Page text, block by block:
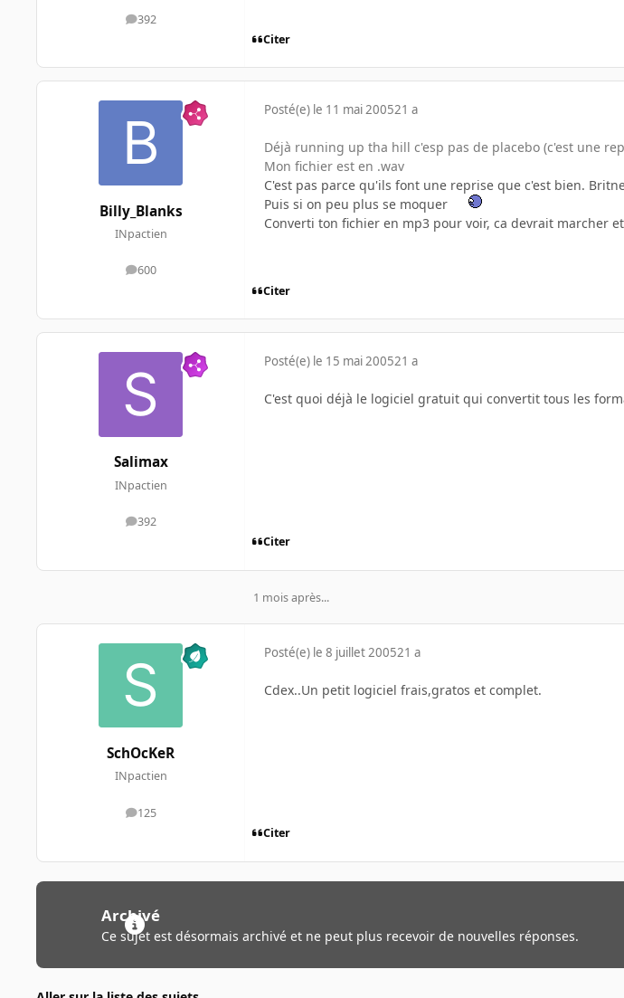
392
messages
Citer
Billy_Blanks
INpactien
600
messages
Posté(e) le 11 mai 200521 a
Déjà running up tha hill c'esp pas de placebo (c'est une
Mon fichier est en .wav
C'est pas parce qu'ils font une reprise que c'est bien.
Puis si on peu plus se moquer
Converti ton fichier en mp3 pour voir, ca devrait marcher
Citer
Salimax
INpactien
392
messages
Posté(e) le 15 mai 200521 a
C'est quoi déjà le logiciel gratuit qui convertit tous les
Citer
1 mois après...
SchOcKeR
INpactien
125
messages
Posté(e) le 8 juillet 200521 a
Cdex..Un petit logiciel frais,gratos et complet.
Citer
Archivé
Ce sujet est désormais archivé et ne peut plus recevoir de nouvelles réponses.